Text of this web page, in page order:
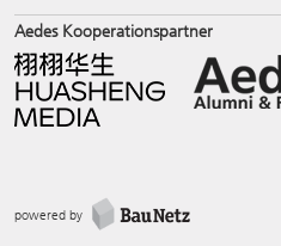
Aedes Kooperationspartner
powered by